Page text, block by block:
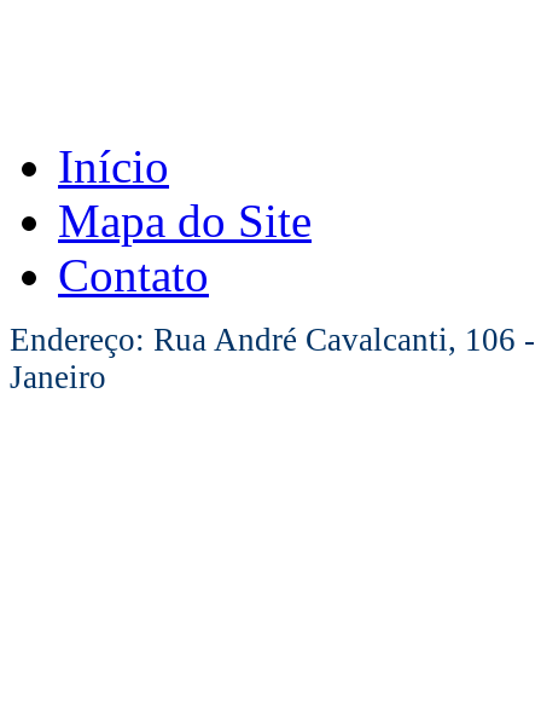
Início
Mapa do Site
Contato
Endereço: Rua André Cavalcanti, 106
Janeiro